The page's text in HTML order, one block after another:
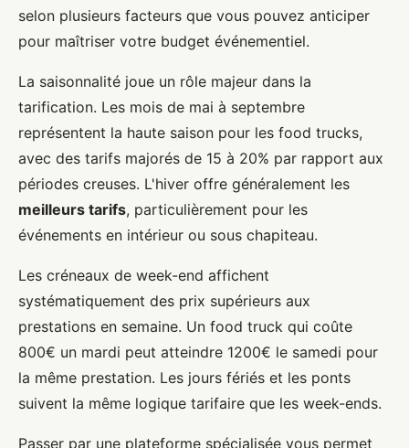
selon plusieurs facteurs que vous pouvez anticiper
pour maîtriser votre budget événementiel.
La saisonnalité joue un rôle majeur dans la
tarification. Les mois de mai à septembre
représentent la haute saison pour les food trucks,
avec des tarifs majorés de 15 à 20% par rapport aux
périodes creuses. L'hiver offre généralement les
meilleurs tarifs, particulièrement pour les
événements en intérieur ou sous chapiteau.
Les créneaux de week-end affichent
systématiquement des prix supérieurs aux
prestations en semaine. Un food truck qui coûte
800€ un mardi peut atteindre 1200€ le samedi pour
la même prestation. Les jours fériés et les ponts
suivent la même logique tarifaire que les week-ends.
Passer par une plateforme spécialisée vous permet